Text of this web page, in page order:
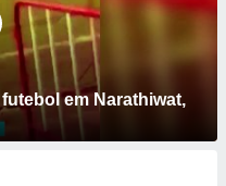
em Narathiwat,